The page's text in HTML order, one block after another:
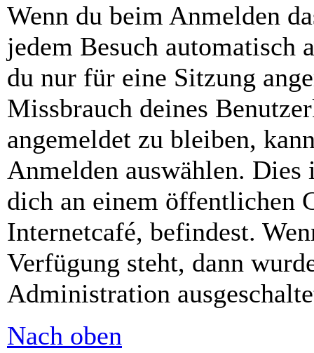
Wenn du beim Anmelden
jedem Besuch automatisch
du nur für eine Sitzung
Missbrauch deines
angemeldet zu bleiben,
Anmelden auswählen.
dich an einem öffentlichen
Internetcafé, befindest.
Verfügung steht, dann
Administration
Nach oben